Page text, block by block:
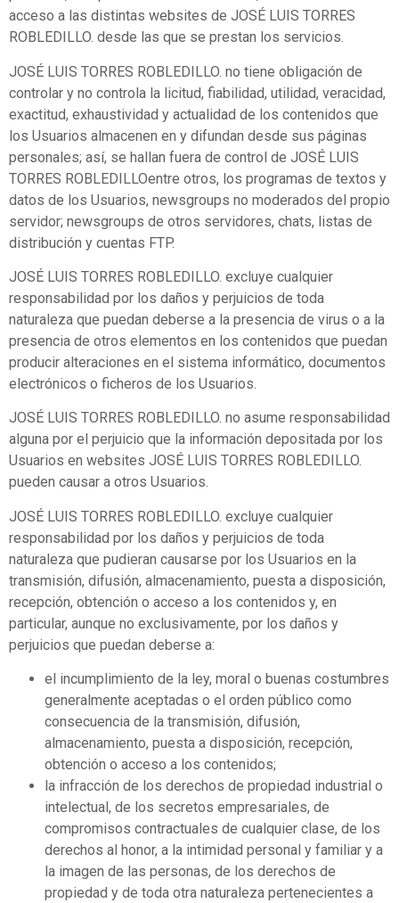
acceso a las distintas websites de JOSÉ LUIS TORRES
ROBLEDILLO. desde las que se prestan los servicios.
JOSÉ LUIS TORRES ROBLEDILLO. no tiene obligación de
controlar y no controla la licitud, fiabilidad, utilidad, veracidad,
exactitud, exhaustividad y actualidad de los contenidos que
los Usuarios almacenen en y difundan desde sus páginas
personales; así, se hallan fuera de control de JOSÉ LUIS
TORRES ROBLEDILLOentre otros, los programas de textos y
datos de los Usuarios, newsgroups no moderados del propio
servidor; newsgroups de otros servidores, chats, listas de
distribución y cuentas FTP.
JOSÉ LUIS TORRES ROBLEDILLO. excluye cualquier
responsabilidad por los daños y perjuicios de toda
naturaleza que puedan deberse a la presencia de virus o a la
presencia de otros elementos en los contenidos que puedan
producir alteraciones en el sistema informático, documentos
electrónicos o ficheros de los Usuarios.
JOSÉ LUIS TORRES ROBLEDILLO. no asume responsabilidad
alguna por el perjuicio que la información depositada por los
Usuarios en websites JOSÉ LUIS TORRES ROBLEDILLO.
pueden causar a otros Usuarios.
JOSÉ LUIS TORRES ROBLEDILLO. excluye cualquier
responsabilidad por los daños y perjuicios de toda
naturaleza que pudieran causarse por los Usuarios en la
transmisión, difusión, almacenamiento, puesta a disposición,
recepción, obtención o acceso a los contenidos y, en
particular, aunque no exclusivamente, por los daños y
perjuicios que puedan deberse a:
el incumplimiento de la ley, moral o buenas costumbres
generalmente aceptadas o el orden público como
consecuencia de la transmisión, difusión,
almacenamiento, puesta a disposición, recepción,
obtención o acceso a los contenidos;
la infracción de los derechos de propiedad industrial o
intelectual, de los secretos empresariales, de
compromisos contractuales de cualquier clase, de los
derechos al honor, a la intimidad personal y familiar y a
la imagen de las personas, de los derechos de
propiedad y de toda otra naturaleza pertenecientes a